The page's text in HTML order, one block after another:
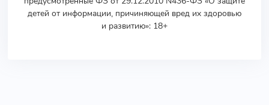
детей от информации, причиняющей вред их здоровью
и развитию»: 18+